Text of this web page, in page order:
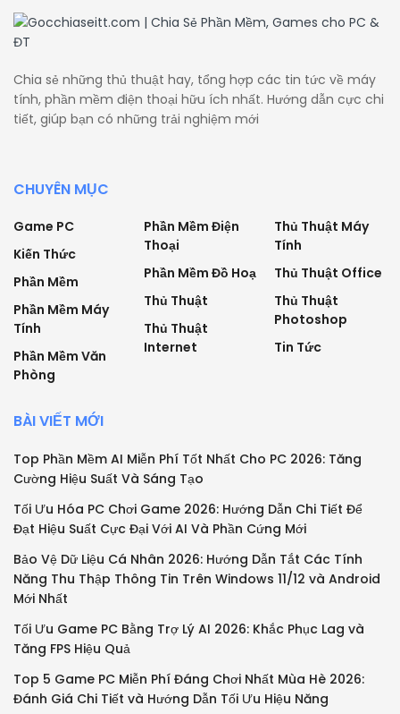
Chia sẻ những thủ thuật hay, tổng hợp các tin tức về máy
tính, phần mềm điện thoại hữu ích nhất. Hướng dẫn cực chi
tiết, giúp bạn có những trải nghiệm mới
CHUYÊN MỤC
Game PC
Kiến Thức
Phần Mềm
Phần Mềm Máy
Tính
Phần Mềm Văn
Phòng
Phần Mềm Điện
Thoại
Phần Mềm Đồ Hoạ
Thủ Thuật
Thủ Thuật
Internet
Thủ Thuật Máy
Tính
Thủ Thuật Office
Thủ Thuật
Photoshop
Tin Tức
BÀI VIẾT MỚI
Top Phần Mềm AI Miễn Phí Tốt Nhất Cho PC 2026: Tăng
Cường Hiệu Suất Và Sáng Tạo
Tối Ưu Hóa PC Chơi Game 2026: Hướng Dẫn Chi Tiết Để
Đạt Hiệu Suất Cực Đại Với AI Và Phần Cứng Mới
Bảo Vệ Dữ Liệu Cá Nhân 2026: Hướng Dẫn Tắt Các Tính
Năng Thu Thập Thông Tin Trên Windows 11/12 và Android
Mới Nhất
Tối Ưu Game PC Bằng Trợ Lý AI 2026: Khắc Phục Lag và
Tăng FPS Hiệu Quả
Top 5 Game PC Miễn Phí Đáng Chơi Nhất Mùa Hè 2026:
Đánh Giá Chi Tiết và Hướng Dẫn Tối Ưu Hiệu Năng